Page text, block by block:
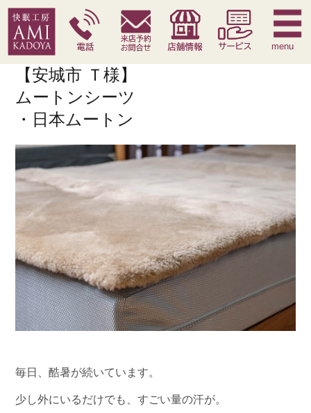
快眠枕 腰痛対策寝具 季節寝具 サービス
menu
【安城市 Ｔ様】
ムートンシーツ
・日本ムートン
毎日、酷暑が続いています。
少し外にいるだけでも、すごい量の汗が。